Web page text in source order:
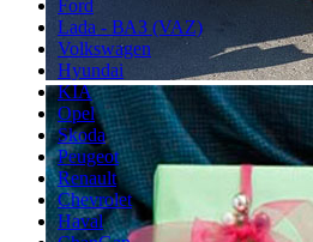
Ford
Lada - ВАЗ (VAZ)
Volkswagen
Hyundai
KIA
Opel
Skoda
Peugeot
Renault
Chevrolet
Haval